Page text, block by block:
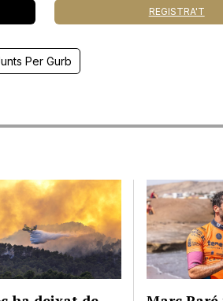
REGISTRA'T
Per Gurb